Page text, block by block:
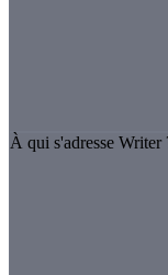
À qui s'adresse Writer